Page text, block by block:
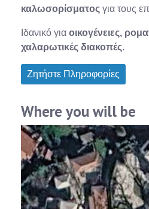
καλωσορίσματος για τους
Ιδανικό για οικογένειες,
χαλαρωτικές διακοπές.
Ζητήστε Πληροφορίες
Where you will be